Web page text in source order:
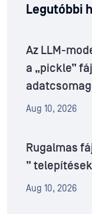
Legutóbbi
Az LLM-
a „pickle”
Aug 10, 2026
Rugalmas
”
Aug 10, 2026